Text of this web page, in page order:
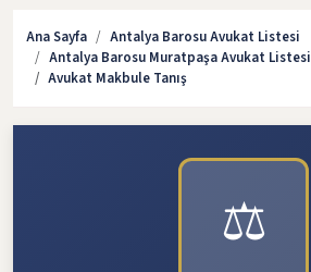
Ana Sayfa
Antalya Barosu Avukat Listesi
Antalya Barosu Muratpaşa Avukat Listesi
Avukat Makbule Tanış
⚖️